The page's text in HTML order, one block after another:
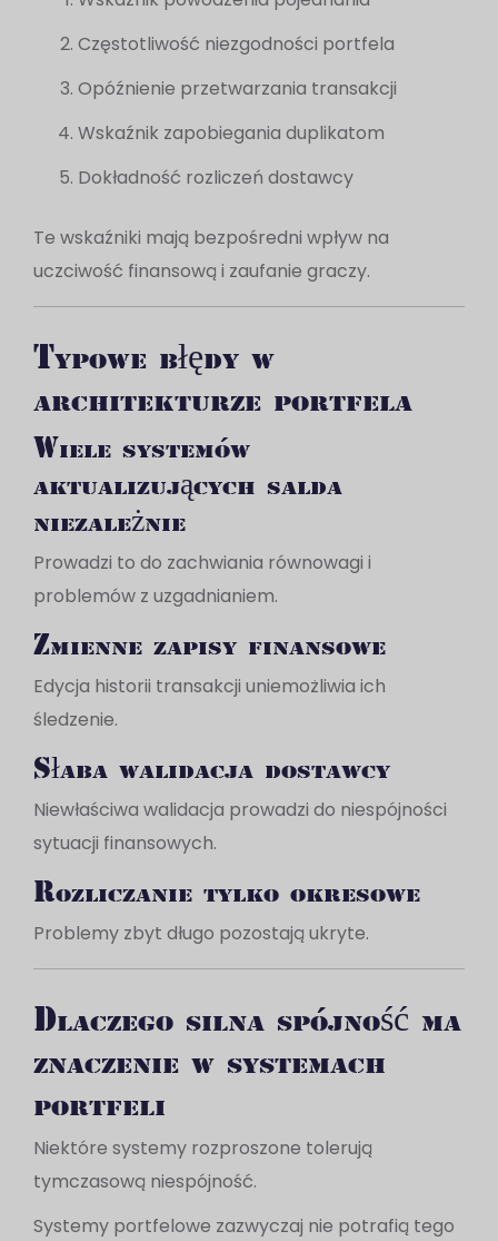
Częstotliwość niezgodności portfela
Opóźnienie przetwarzania transakcji
Wskaźnik zapobiegania duplikatom
Dokładność rozliczeń dostawcy
Te wskaźniki mają bezpośredni wpływ na
uczciwość finansową i zaufanie graczy.
Typowe błędy w
architekturze portfela
Wiele systemów
aktualizujących salda
niezależnie
Prowadzi to do zachwiania równowagi i
problemów z uzgadnianiem.
Zmienne zapisy finansowe
Edycja historii transakcji uniemożliwia ich
śledzenie.
Słaba walidacja dostawcy
Niewłaściwa walidacja prowadzi do niespójności
sytuacji finansowych.
Rozliczanie tylko okresowe
Problemy zbyt długo pozostają ukryte.
Dlaczego silna spójność ma
znaczenie w systemach
portfeli
Niektóre systemy rozproszone tolerują
tymczasową niespójność.
Systemy portfelowe zazwyczaj nie potrafią tego